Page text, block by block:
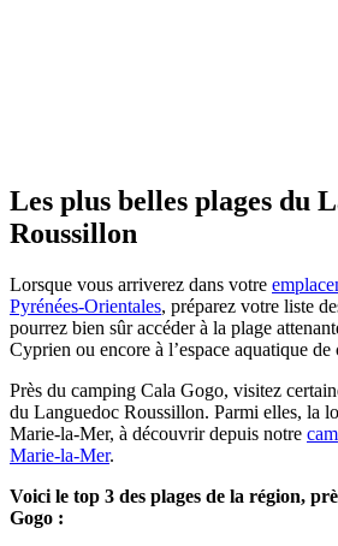
Les plus belles plages du
Roussillon
Lorsque vous arriverez dans votre
Pyrénées-Orientales, préparez votre liste
pourrez bien sûr accéder à la plage
Cyprien ou encore à l’espace aquatique
Près du camping Cala Gogo, visitez
du Languedoc Roussillon. Parmi elles, la
Marie-la-Mer, à découvrir depuis notre
Marie-la-Mer.
Voici le top 3 des plages de la région,
Gogo :